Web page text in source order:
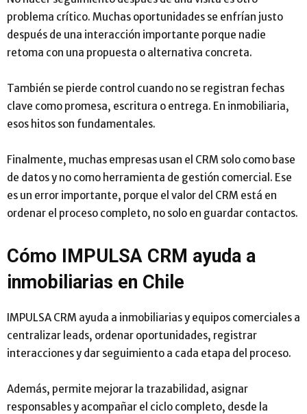
problema crítico. Muchas oportunidades se enfrían justo
después de una interacción importante porque nadie
retoma con una propuesta o alternativa concreta.
También se pierde control cuando no se registran fechas
clave como promesa, escritura o entrega. En inmobiliaria,
esos hitos son fundamentales.
Finalmente, muchas empresas usan el CRM solo como base
de datos y no como herramienta de gestión comercial. Ese
es un error importante, porque el valor del CRM está en
ordenar el proceso completo, no solo en guardar contactos.
Cómo IMPULSA CRM ayuda a
inmobiliarias en Chile
IMPULSA CRM ayuda a inmobiliarias y equipos comerciales a
centralizar leads, ordenar oportunidades, registrar
interacciones y dar seguimiento a cada etapa del proceso.
Además, permite mejorar la trazabilidad, asignar
responsables y acompañar el ciclo completo, desde la